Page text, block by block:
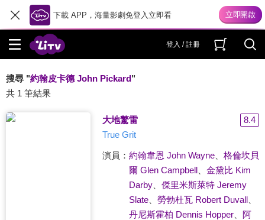
下載 APP，海量影劇免登入立即看
登入 / 註冊
搜尋 "約翰皮卡德 John Pickard"
共 1 筆結果
大地驚雷
8.4
True Grit
演員： 約翰韋恩 John Wayne、 格倫坎貝
爾 Glen Campbell、 金黛比 Kim
Darby、 傑里米斯萊特 Jeremy
Slate、 勞勃杜瓦 Robert Duvall、
丹尼斯霍柏 Dennis Hopper、 阿